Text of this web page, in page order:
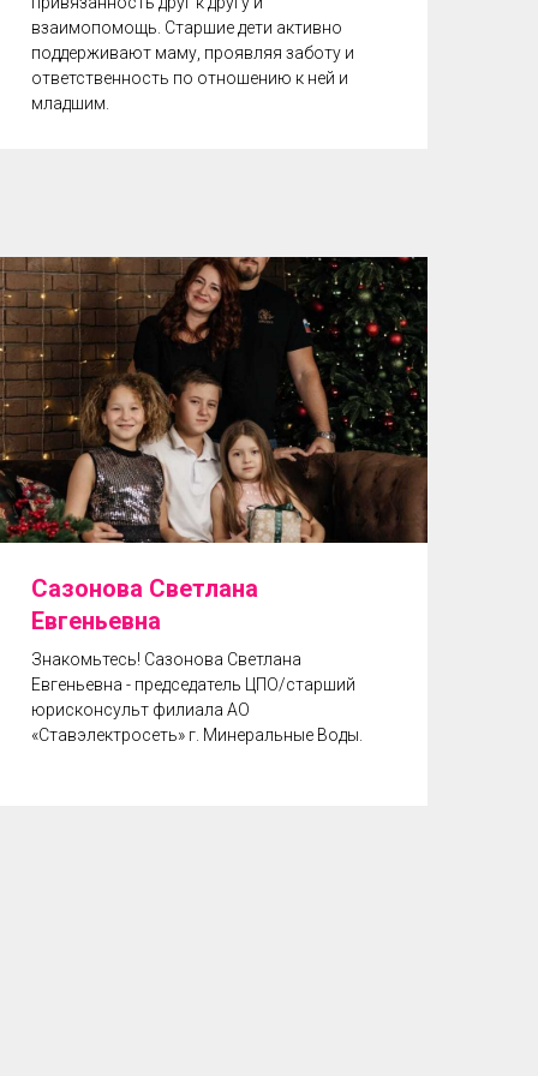
взаимопомощь. Старшие дети активно
поддерживают маму, проявляя заботу и
ответственность по отношению к ней и
младшим.
Сазонова Светлана
Евгеньевна
Знакомьтесь! Сазонова Светлана
Евгеньевна - председатель ЦПО/старший
юрисконсульт филиала АО
«Ставэлектросеть» г. Минеральные Воды.